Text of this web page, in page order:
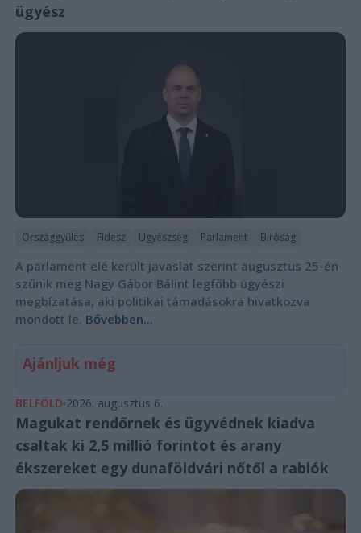
ügyész
Országgyűlés Fidesz Ügyészség Parlament Bíróság
A parlament elé került javaslat szerint augusztus 25-én
szűnik meg Nagy Gábor Bálint legfőbb ügyészi
megbízatása, aki politikai támadásokra hivatkozva
mondott le. Bővebben...
Ajánljuk még
BELFÖLD 2026. augusztus 6.
Magukat rendőrnek és ügyvédnek kiadva
csaltak ki 2,5 millió forintot és arany
ékszereket egy dunaföldvári nőtől a rablók